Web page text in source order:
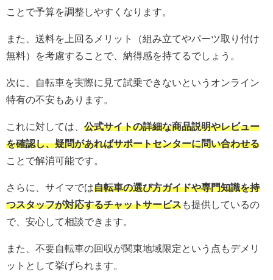
ことで予算を調整しやすくなります。
また、送料を上回るメリット（組み立てやパーツ取り付け
無料）を考慮することで、納得感を持てるでしょう。
次に、自転車を実際に見て試乗できないというオンライン
特有の不安もあります。
これに対しては、 公式サイトの詳細な商品説明やレビュー
を確認し、疑問があればサポートセンターに問い合わせる
ことで解消可能です。
さらに、サイマでは自転車の選び方ガイドや専門知識を持
つスタッフが対応するチャットサービスも提供しているの
で、安心して相談できます。
また、不要自転車の回収が関東地域限定という点もデメリ
ットとして挙げられます。